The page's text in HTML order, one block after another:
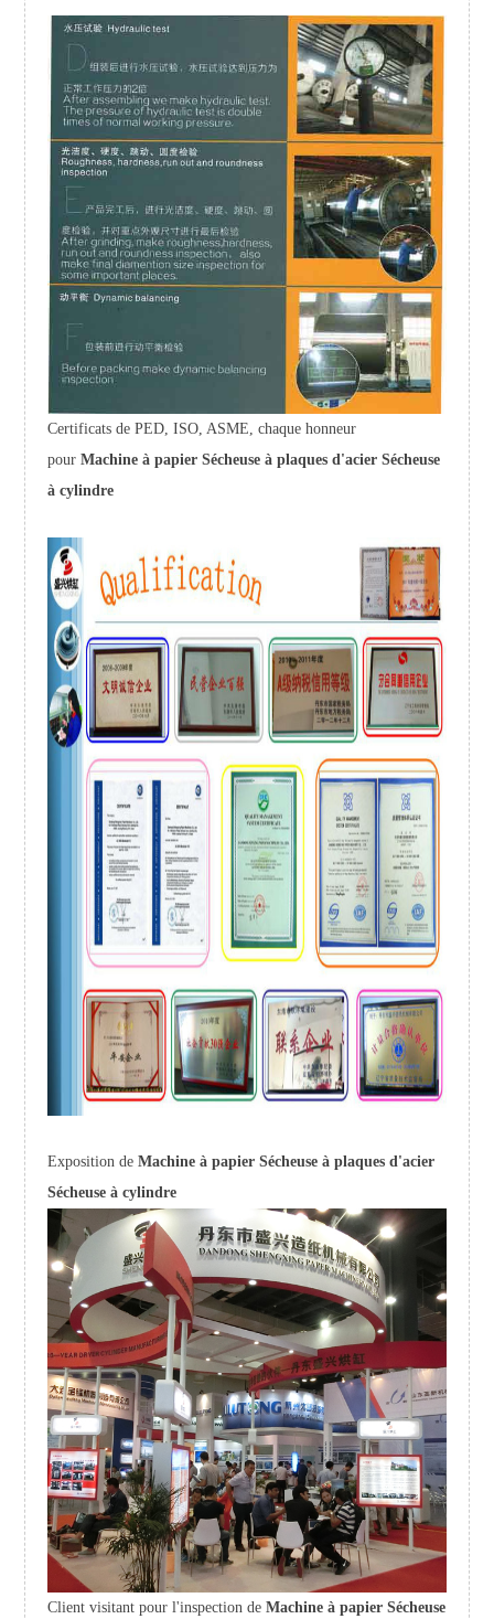
Certificats de PED, ISO, ASME, chaque honneur
pourMachine à papier Sécheuse à plaques d'acier Sécheuse
à cylindre
Exposition deMachine à papier Sécheuse à plaques d'acier
Sécheuse à cylindre
Client visitant pour l'inspection deMachine à papier Sécheuse